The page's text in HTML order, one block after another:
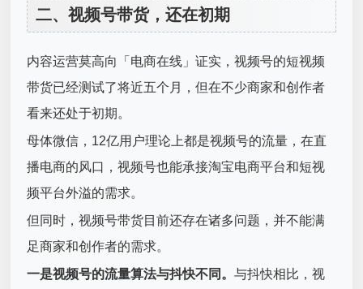
二、视频号带货，还在初期
内容运营莫高向「电商在线」证实，视频号的短视频
带货已经测试了将近五个月，但在不少商家和创作者
看来还处于初期。
母体微信，12亿用户理论上都是视频号的流量，在直
播电商的风口，视频号也能承接淘宝电商平台和短视
频平台外溢的需求。
但同时，视频号带货目前还存在诸多问题，并不能满
足商家和创作者的需求。
一是视频号的流量算法与抖快不同。与抖快相比，视